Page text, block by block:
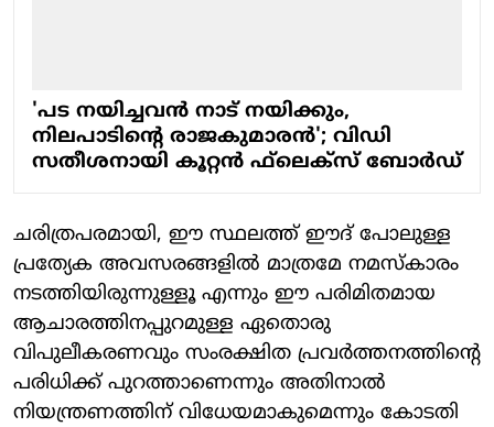
'പട നയിച്ചവന്‍ നാട് നയിക്കും,
നിലപാടിന്റെ രാജകുമാരന്‍'; വിഡി
സതീശനായി കൂറ്റന്‍ ഫ്‌ലെക്‌സ് ബോര്‍ഡ്
ചരിത്രപരമായി, ഈ സ്ഥലത്ത് ഈദ് പോലുള്ള
പ്രത്യേക അവസരങ്ങളില്‍ മാത്രമേ നമസ്‌കാരം
നടത്തിയിരുന്നുള്ളൂ എന്നും ഈ പരിമിതമായ
ആചാരത്തിനപ്പുറമുള്ള ഏതൊരു
വിപുലീകരണവും സംരക്ഷിത പ്രവര്‍ത്തനത്തിന്റെ
പരിധിക്ക് പുറത്താണെന്നും അതിനാല്‍
നിയന്ത്രണത്തിന് വിധേയമാകുമെന്നും കോടതി